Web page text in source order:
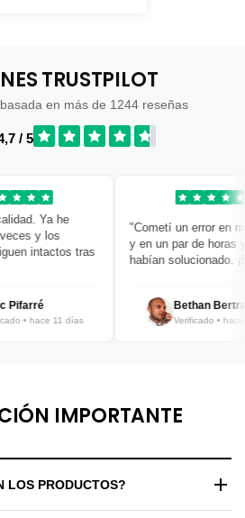
TRUSTPILOT
en más de 1244 reseñas
/ 5
Ya he
y los
intactos tras
• hace 11 días
"Cometí un error en mi
y en un par de horas ya
habían solucionado.
Bethan Bertrand
Verificado • hace
IMPORTANTE
LOS PRODUCTOS?